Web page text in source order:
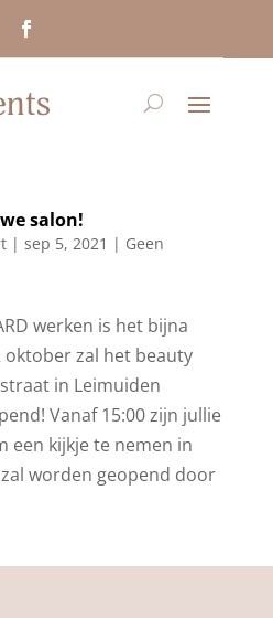
salon!
| sep 5, 2021 | Geen
werken is het bijna
oktober zal het beauty
in Leimuiden
Vanaf 15:00 zijn jullie
een kijkje te nemen in
worden geopend door